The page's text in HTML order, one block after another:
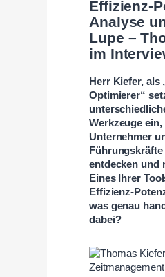
Effizienz-
Analyse
Lupe –
im
Herr Kiefer, als
Optimierer“
Werkzeuge ein,
Unternehmer
entdecken und
Eines Ihrer
Effizienz-
was genau
dabei?